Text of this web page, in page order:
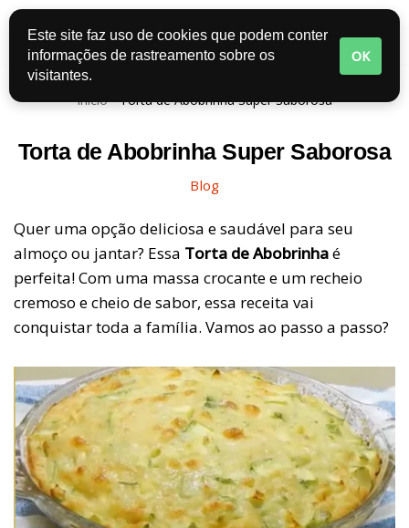
Pular
para
o
Início-Torta de Abobrinha Super Saborosa
Torta de Abobrinha Super Saborosa
Blog
Quer uma opção deliciosa e saudável para seu
almoço ou jantar? Essa Torta de Abobrinhaé
perfeita! Com uma massa crocante e um recheio
cremoso e cheio de sabor, essa receita vai
conquistar toda a família. Vamos ao passo a passo?
Este site faz uso de cookies que podem conter
informações de rastreamento sobre os
visitantes.
OK